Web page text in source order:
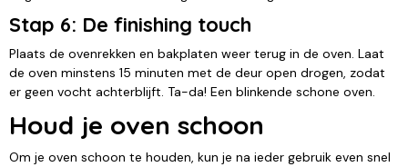
Stap 6: De finishing touch
Plaats de ovenrekken en bakplaten weer terug in de oven. Laat
de oven minstens 15 minuten met de deur open drogen, zodat
er geen vocht achterblijft. Ta-da! Een blinkende schone oven.
Houd je oven schoon
Om je oven schoon te houden, kun je na ieder gebruik even snel